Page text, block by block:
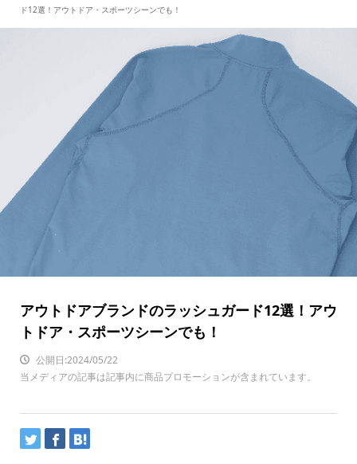
ド12選！アウトドア・スポーツシーンでも！
アウトドアブランドのラッシュガード12選！アウ
トドア・スポーツシーンでも！
公開日:2024/05/22
当メディアの記事は記事内に商品プロモーションが含まれています。